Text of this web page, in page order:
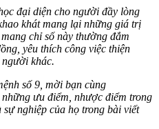
đại diện cho người đầy lòng
khát mang lại những giá trị
chỉ số này thường đắm
yêu thích công việc thiện
khác.
số 9, mời bạn cùng
ưu điểm, nhược điểm trong
nghiệp của họ trong bài viết